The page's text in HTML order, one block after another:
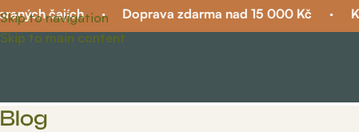
Skip to navigation
Skip to main content
čajích · Doprava zdarma nad 15 000 Kč ·
Blog